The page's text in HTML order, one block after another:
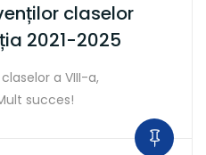
claselor
2021-2025
a VIII-a,
succes!